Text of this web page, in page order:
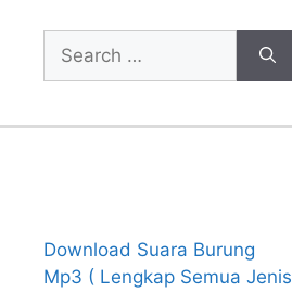
Search
for:
Download Suara Burung
Mp3 ( Lengkap Semua Jenis